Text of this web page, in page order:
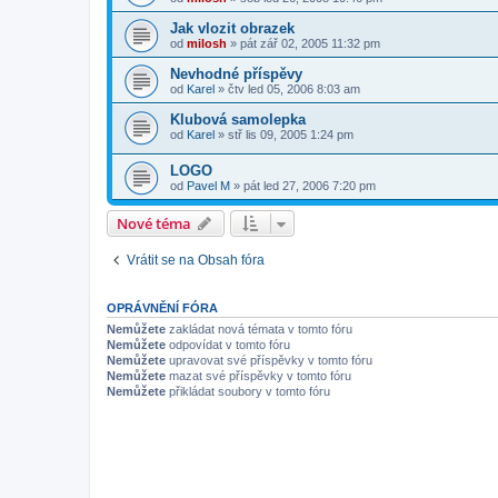
Jak vlozit obrazek
od milosh » pát zář 02, 2005 11:32 pm
Nevhodné příspěvy
od Karel » čtv led 05, 2006 8:03 am
Klubová samolepka
od Karel » stř lis 09, 2005 1:24 pm
LOGO
od Pavel M » pát led 27, 2006 7:20 pm
Nové téma
Vrátit se na Obsah fóra
OPRÁVNĚNÍ FÓRA
Nemůžete zakládat nová témata v tomto fóru
Nemůžete odpovídat v tomto fóru
Nemůžete upravovat své příspěvky v tomto fóru
Nemůžete mazat své příspěvky v tomto fóru
Nemůžete přikládat soubory v tomto fóru